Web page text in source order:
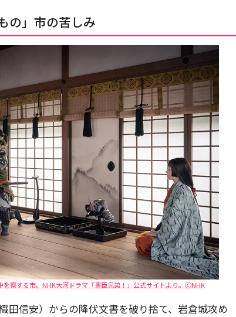
の」市の苦しみ
を察する市。NHK大河ドラマ「豊臣兄弟！」公式サイトより。🄫NHK
田信安）からの降伏文書を破り捨て、岩倉城攻め